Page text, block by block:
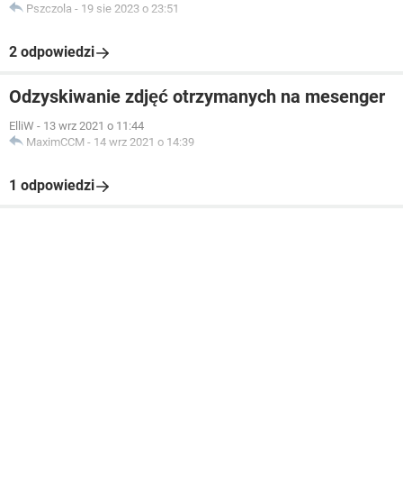
Pszczola - 19 sie 2023 o 23:51
2 odpowiedzi
Odzyskiwanie zdjęć otrzymanych na mesenger
ElliW - 13 wrz 2021 o 11:44
MaximCCM - 14 wrz 2021 o 14:39
1 odpowiedzi